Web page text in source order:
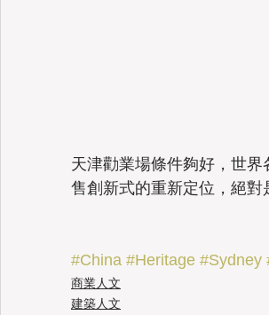
天津勸業場條件夠好，世
售創新式的重新定位，絕
#China #Heritage #Sydney
商業人文
建築人文